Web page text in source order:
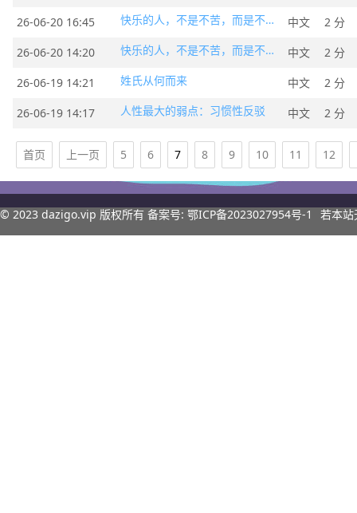
26-06-20 16:45
快乐的人，不是不苦，而是不着苦 中文
2 分
26-06-20 14:20
快乐的人，不是不苦，而是不着苦 中文
2 分
26-06-19 14:21
姓氏从何而来 中文
2 分
26-06-19 14:17
人性最大的弱点：习惯性反驳 中文 2 分
首页 上一页 5 6 7 8 9 10 11 12
© 2023 dazigo.vip 版权所有 备案号: 鄂ICP备2023027954号-1 若本